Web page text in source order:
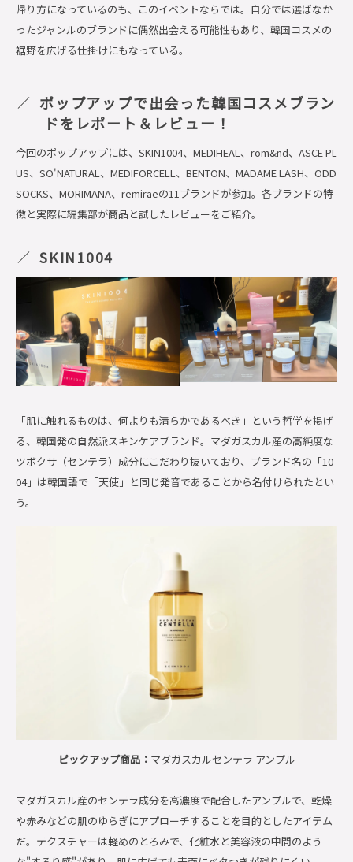
帰り方になっているのも、このイベントならでは。自分では選ばなか
ったジャンルのブランドに偶然出会える可能性もあり、韓国コスメの
裾野を広げる仕掛けにもなっている。
ポップアップで出会った韓国コスメブラン
ドをレポート＆レビュー！
今回のポップアップには、SKIN1004、MEDIHEAL、rom&nd、ASCE PL
US、SO'NATURAL、MEDIFORCELL、BENTON、MADAME LASH、ODD
SOCKS、MORIMANA、remiraeの11ブランドが参加。各ブランドの特
徴と実際に編集部が商品と試したレビューをご紹介。
SKIN1004
「肌に触れるものは、何よりも清らかであるべき」という哲学を掲げ
る、韓国発の自然派スキンケアブランド。マダガスカル産の高純度な
ツボクサ（センテラ）成分にこだわり抜いており、ブランド名の「10
04」は韓国語で「天使」と同じ発音であることから名付けられたとい
う。
ピックアップ商品： マダガスカルセンテラ アンプル
マダガスカル産のセンテラ成分を高濃度で配合したアンプルで、乾燥
や赤みなどの肌のゆらぎにアプローチすることを目的としたアイテム
だ。テクスチャーは軽めのとろみで、化粧水と美容液の中間のよう